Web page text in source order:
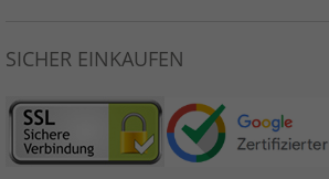
SICHER EINKAUFEN